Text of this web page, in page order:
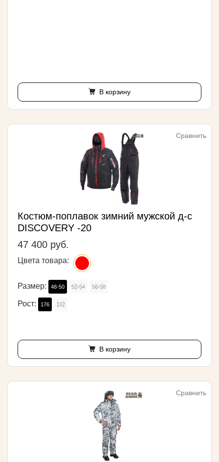
В корзину
Сравнить
Костюм-поплавок зимний мужской д-с
DISCOVERY -20
47 400 руб.
Цвета товара:
Размер: 48-50 52-54 56-58
Рост: 176 182
В корзину
Сравнить